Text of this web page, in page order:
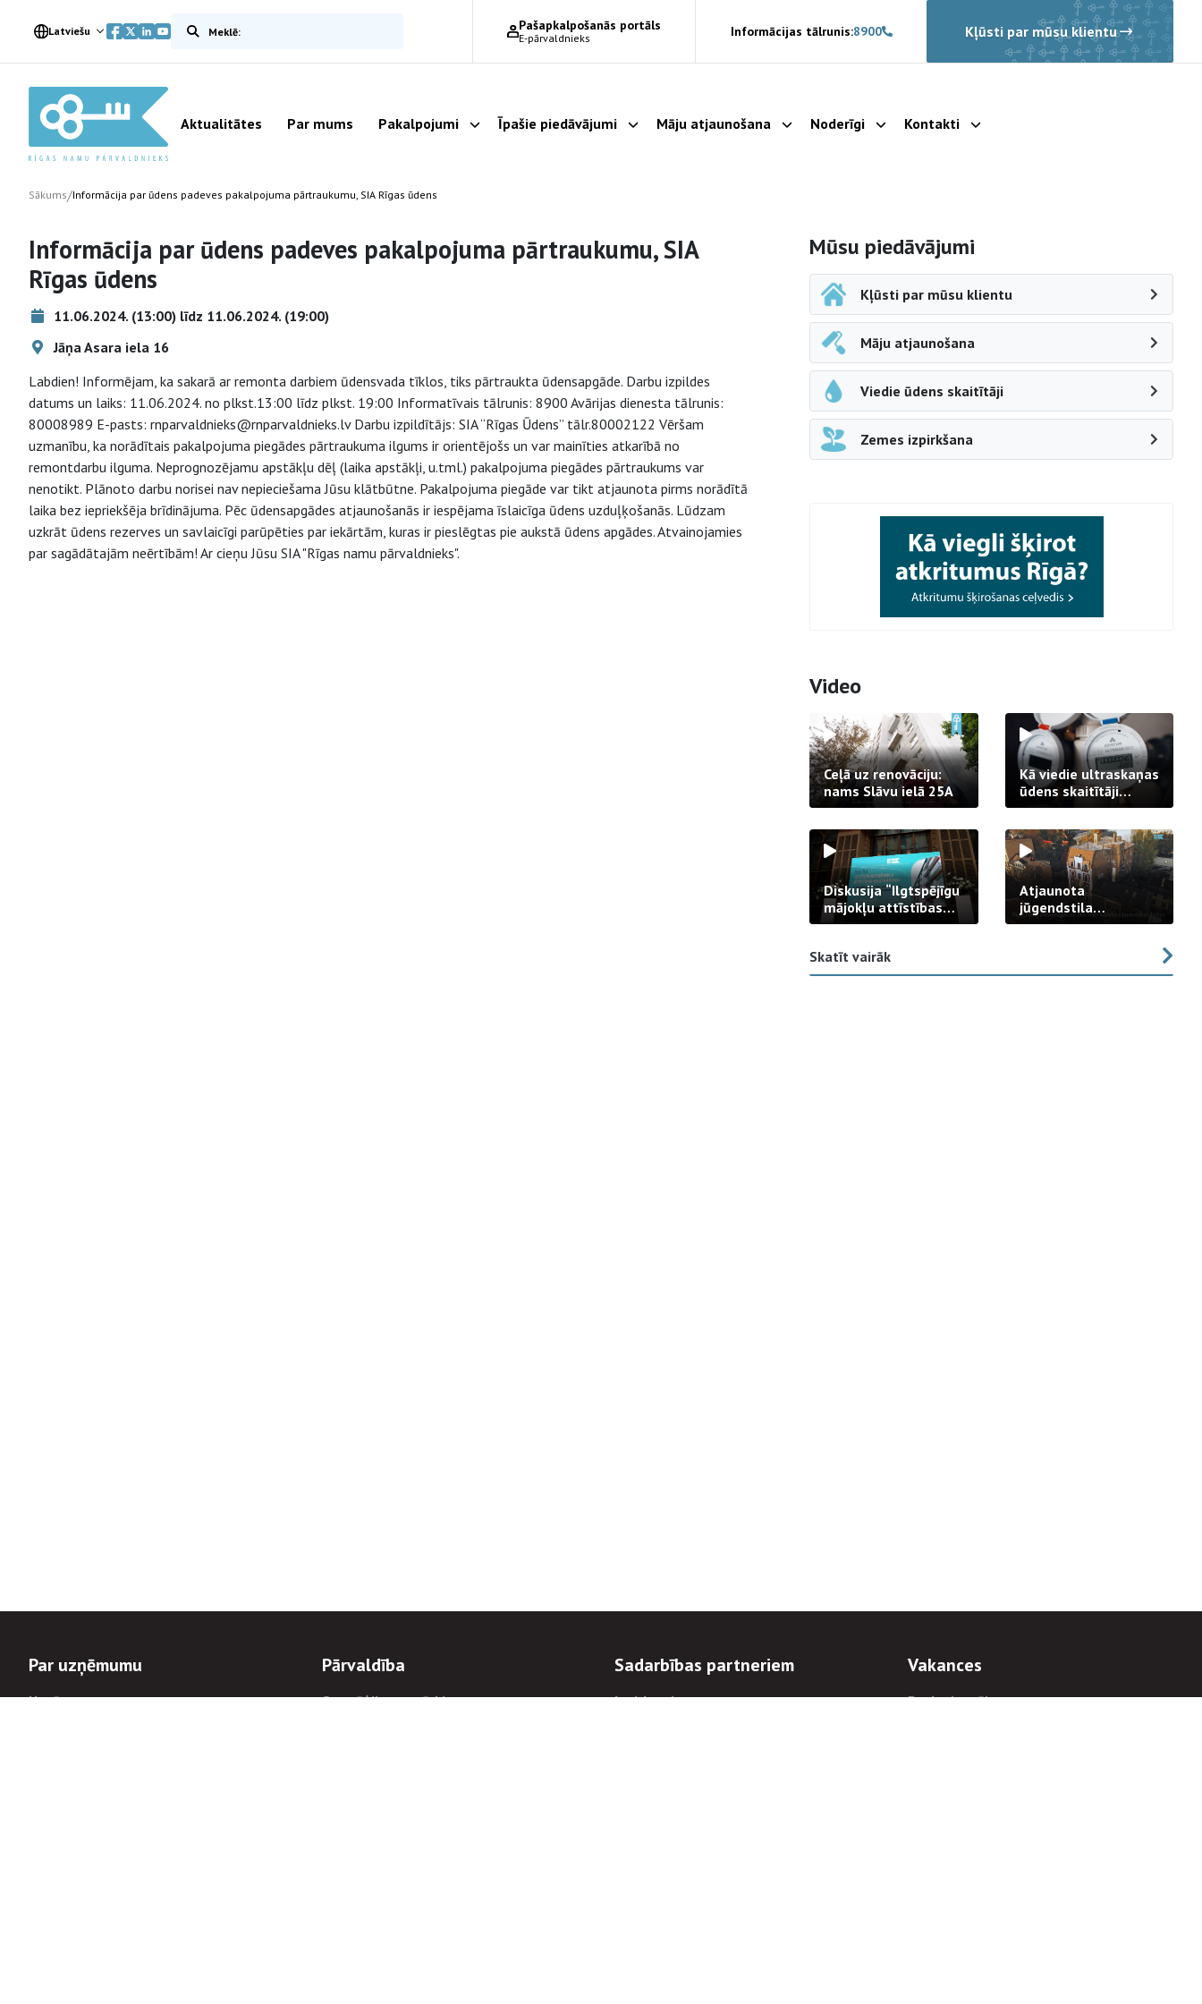
Latviešu Meklēt vietnē Pašapkalpošanās portāls
E-pārvaldnieks Informācijas tālrunis:8900 Kļūsti par mūsu klientu
Aktualitātes Par mums Pakalpojumi Parādīt apakšizvēlni
Īpašie piedāvājumi Parādīt apakšizvēlni
Māju atjaunošana Parādīt apakšizvēlni
Noderīgi Parādīt apakšizvēlni
Kontakti Parādīt apakšizvēlni
Sākums/Informācija par ūdens padeves pakalpojuma pārtraukumu, SIA Rīgas ūdens
Informācija par ūdens padeves pakalpojuma pārtraukumu, SIA
Rīgas ūdens
11.06.2024. (13:00) līdz 11.06.2024. (19:00)
Jāņa Asara iela 16
Labdien! Informējam, ka sakarā ar remonta darbiem ūdensvada tīklos, tiks pārtraukta ūdensapgāde. Darbu izpildes
datums un laiks: 11.06.2024. no plkst.13:00 līdz plkst. 19:00 Informatīvais tālrunis: 8900 Avārijas dienesta tālrunis:
80008989 E-pasts: rnparvaldnieks@rnparvaldnieks.lv Darbu izpildītājs: SIA “Rīgas Ūdens” tālr.80002122 Vēršam
uzmanību, ka norādītais pakalpojuma piegādes pārtraukuma ilgums ir orientējošs un var mainīties atkarībā no
remontdarbu ilguma. Neprognozējamu apstākļu dēļ (laika apstākļi, u.tml.) pakalpojuma piegādes pārtraukums var
nenotikt. Plānoto darbu norisei nav nepieciešama Jūsu klātbūtne. Pakalpojuma piegāde var tikt atjaunota pirms norādītā
laika bez iepriekšēja brīdinājuma. Pēc ūdensapgādes atjaunošanās ir iespējama īslaicīga ūdens uzduļķošanās. Lūdzam
uzkrāt ūdens rezerves un savlaicīgi parūpēties par iekārtām, kuras ir pieslēgtas pie aukstā ūdens apgādes. Atvainojamies
par sagādātajām neērtībām! Ar cieņu Jūsu SIA "Rīgas namu pārvaldnieks".
Sāna navigācija
Mūsu piedāvājumi
Kļūsti par mūsu klientu
Māju atjaunošana
Viedie ūdens skaitītāji
Zemes izpirkšana
Video
Ceļā uz renovāciju:
nams Slāvu ielā 25A
Kā viedie ultraskaņas
ūdens skaitītāji
strādā praksē
Diskusija “Ilgtspējīgu
mājokļu attīstības
izaicinājums”
Atjaunota
jūgendstila
arhitektūras pērles
Skatīt vairāk
Par uzņēmumu
Uzņēmums
Pārvaldība
Stratēģija un mērķi
Sadarbības partneriem
Iepirkumi
Vakances
Darba iespējas